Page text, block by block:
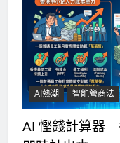
AI熱潮 智能營商法
AI 慳錢計算器